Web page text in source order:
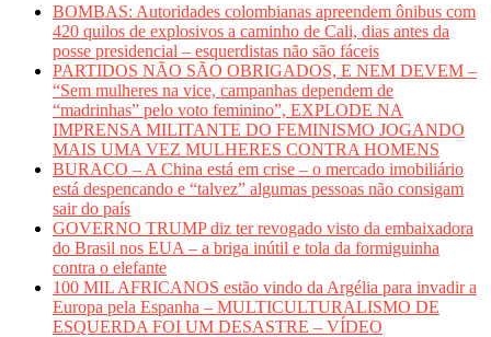
BOMBAS: Autoridades colombianas apreendem ônibus com
420 quilos de explosivos a caminho de Cali, dias antes da
posse presidencial – esquerdistas não são fáceis
PARTIDOS NÃO SÃO OBRIGADOS, E NEM DEVEM –
“Sem mulheres na vice, campanhas dependem de
“madrinhas” pelo voto feminino”, EXPLODE NA
IMPRENSA MILITANTE DO FEMINISMO JOGANDO
MAIS UMA VEZ MULHERES CONTRA HOMENS
BURACO – A China está em crise – o mercado imobiliário
está despencando e “talvez” algumas pessoas não consigam
sair do país
GOVERNO TRUMP diz ter revogado visto da embaixadora
do Brasil nos EUA – a briga inútil e tola da formiguinha
contra o elefante
100 MIL AFRICANOS estão vindo da Argélia para invadir a
Europa pela Espanha – MULTICULTURALISMO DE
ESQUERDA FOI UM DESASTRE – VÍDEO